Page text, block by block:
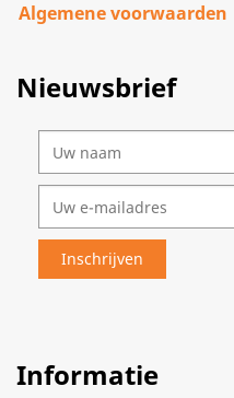
Algemene voorwaarden
Nieuwsbrief
Informatie